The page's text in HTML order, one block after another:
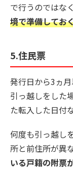
で行うのではなく
境で準備してお
5.住民票
発行日から3ヵ月
引っ越しをした
た転入した日付
何度も引っ越し
所と前住所が異
いる戸籍の附票